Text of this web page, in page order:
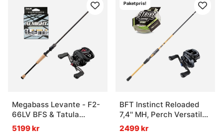
Megabass Levante - F2-
66LV BFS & Tatula
Combo
5199 kr
Paketpris!
BFT Instinct Reloaded
7,4'' MH, Perch Versatile
7-25g SLX Combo
2499 kr